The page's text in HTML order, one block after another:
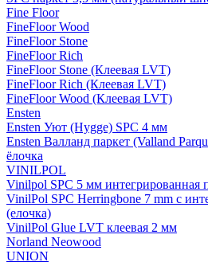
Fine Floor
FineFloor Wood
FineFloor Stone
FineFloor Rich
FineFloor Stone (Клеевая LVT)
FineFloor Rich (Клеевая LVT)
FineFloor Wood (Клеевая LVT)
Ensten
Ensten Уют (Hygge) SPC 4 мм
Ensten Валланд паркет (Valland
ёлочка
VINILPOL
Vinilpol SPC 5 мм интегрированная
VinilPol SPC Herringbone 7 mm с
(елочка)
VinilPol Glue LVT клеевая 2 мм
Norland Neowood
UNION